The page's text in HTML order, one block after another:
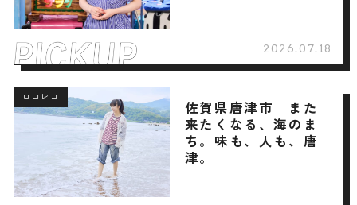
2026.07.18
ロコレコ
佐賀県唐津市｜また
来たくなる、海のま
ち。味も、人も、唐
津。